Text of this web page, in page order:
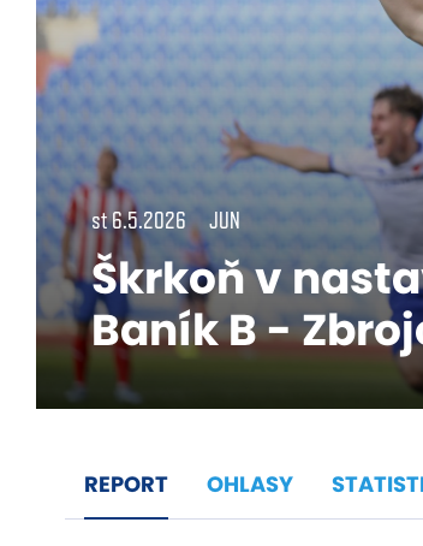
st 6.5.2026 JUN
Škrkoň v
Baník B -
REPORT OHLASY